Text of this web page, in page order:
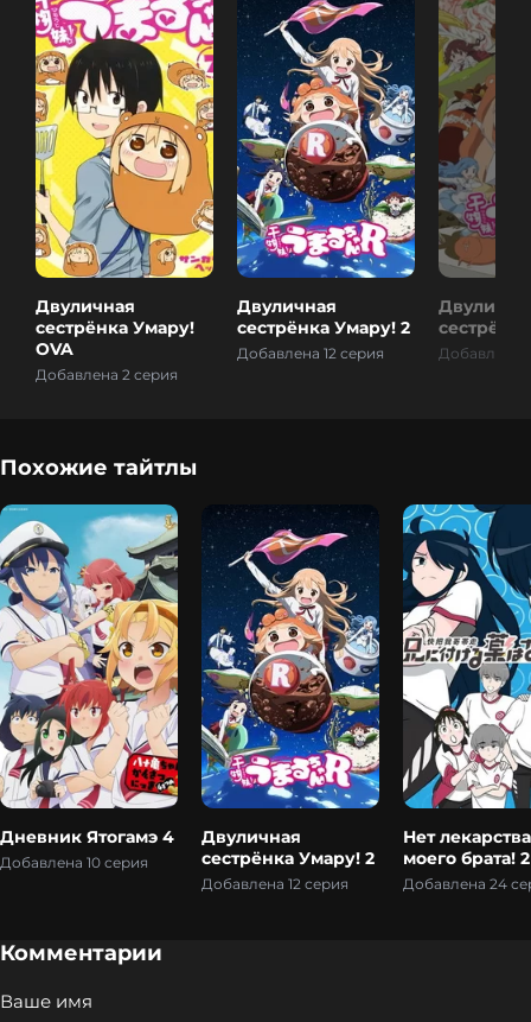
Двуличная
сестрёнка Умару!
OVA
Добавлена 2 серия
Двуличная
сестрёнка Умару! 2
Добавлена 12 серия Добавлена
Похожие тайтлы
Дневник Ятогамэ 4
Добавлена 10 серия
Двуличная
сестрёнка Умару! 2
Добавлена 12 серия
Нет
моего брата! 2
Добавлена 24
Комментарии